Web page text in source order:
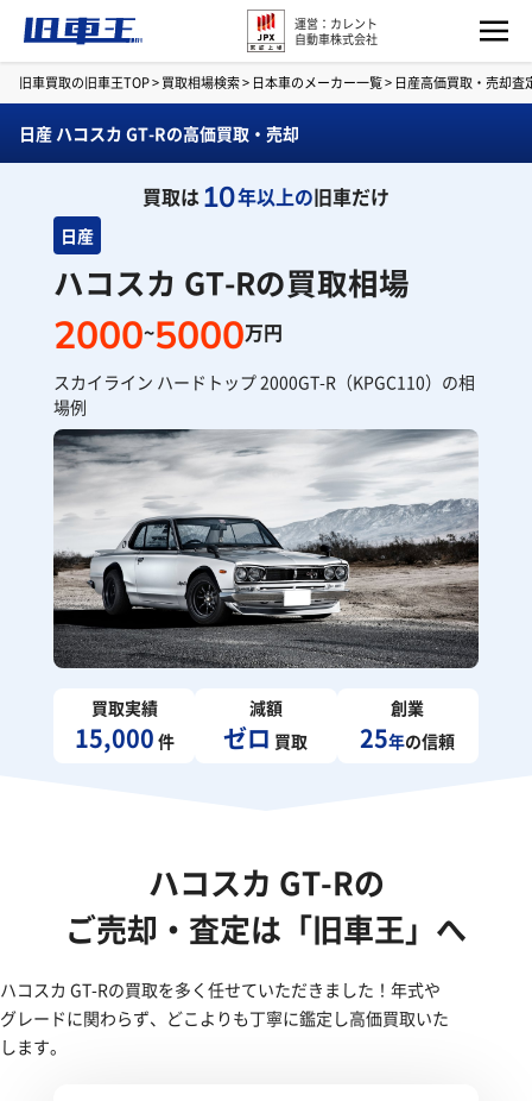
運営：カレント
自動車株式会社
旧車買取の旧車王TOP>買取相場検索> 日本車のメーカー一覧> 日産高価買取・売却査
日産 ハコスカ GT-Rの高価買取・売却
買取は10年以上の旧車だけ
日産
ハコスカ GT-Rの買取相場
2000~5000万円
スカイライン ハードトップ 2000GT-R（KPGC110）の相
場例
買取実績
15,000 件
減額
ゼロ 買取
創業
25年の信頼
ハコスカ GT-Rの
ご売却・査定は「旧車王」へ
ハコスカ GT-Rの買取を多く任せていただきました！年式や
グレードに関わらず、どこよりも丁寧に鑑定し高価買取いた
します。